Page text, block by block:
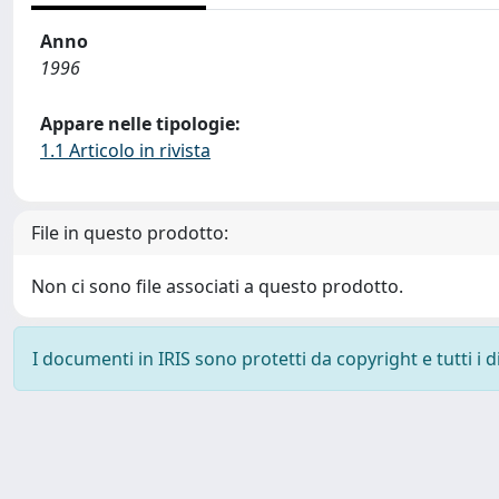
Anno
1996
Appare nelle tipologie:
1.1 Articolo in rivista
File in questo prodotto:
Non ci sono file associati a questo prodotto.
I documenti in IRIS sono protetti da copyright e tutti i